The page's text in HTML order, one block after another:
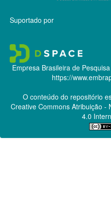
Suportado por
Empresa Brasileira de
https://
O conteúdo do repositório
Creative CommonsAtribuição -
4.0